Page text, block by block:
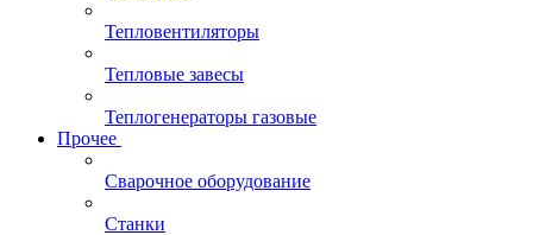
Тепловентиляторы
Тепловые завесы
Теплогенераторы газовые
Прочее
Сварочное оборудование
Станки